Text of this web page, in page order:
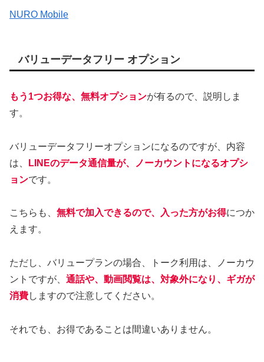
NURO Mobile
バリューデータフリー オプション
もう1つお得な、無料オプションが有るので、説明しま
す。
バリューデータフリーオプションになるのですが、内容
は、
LINEのデータ通信量が、ノーカウントになるオプシ
ョンです。
こちらも、 無料で加入できるので、入った方がお得につか
えます。
ただし、バリュープランの場合、トーク利用は、ノーカウ
ントですが、 通話や、動画閲覧は、対象外になり、ギガが
消費しますので注意してください。
それでも、お得であることは間違いありません。